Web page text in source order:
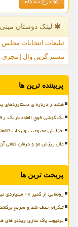
لینک دوستان مینی
تبلیغات انتخابات مجلس
مستر گرین وال | مجری
پربیننده ترین ها
هشدار درباره ی دستاوردهای
یک گوشی فوق العاده
افزایش ممنوعیت واردات
علل ریزش مو و درمان قطعی آن
پربحث ترین ها
رونمایی از کمپر ۱۷ میلیاردی نیسان با یک توانایی جذاب
تلگرام حذف شد و سریع
یوتیوب پاک سازی ویدئو های